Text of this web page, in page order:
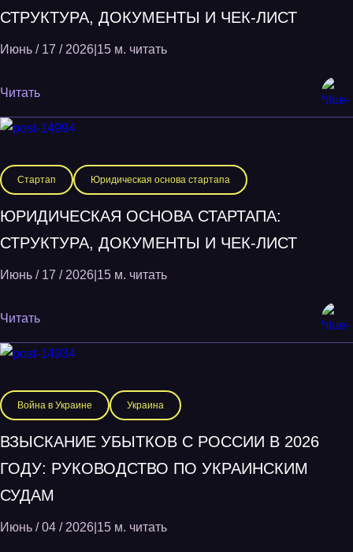
СТРУКТУРА, ДОКУМЕНТЫ И ЧЕК-ЛИСТ
Июнь / 17 / 2026 15 м. читать
Читать
Стартап Юридическая основа стартапа
ЮРИДИЧЕСКАЯ ОСНОВА СТАРТАПА:
СТРУКТУРА, ДОКУМЕНТЫ И ЧЕК-ЛИСТ
Июнь / 17 / 2026 15 м. читать
Читать
Война в Украине Украина
ВЗЫСКАНИЕ УБЫТКОВ С РОССИИ В 2026
ГОДУ: РУКОВОДСТВО ПО УКРАИНСКИМ
СУДАМ
Июнь / 04 / 2026 15 м. читать